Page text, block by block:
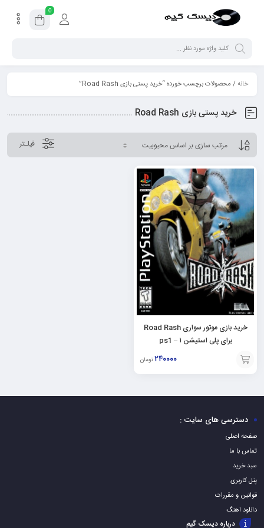
0
خانه/ محصولات برچسب خورده “خرید پستی بازی Road Rash”
خرید پستی بازی Road Rash
فیلـتر
خرید بازی موتور سواری Road Rash
برای پلی استیشن ۱ – ps1
۲۴۰۰۰۰ تومان
افزودن
به
دسترسی های سایت :
صفحه اصلی
تماس با ما
سبد خرید
پنل کاربری
قوانین و مقررات
دانلود اهنگ
درباره دیسک گیم